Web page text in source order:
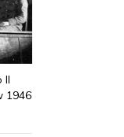
II
1946